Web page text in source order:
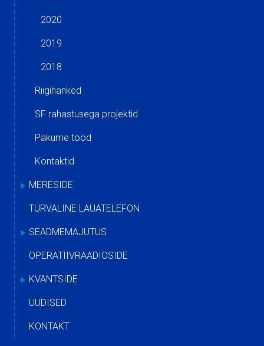
2020
2019
2018
Riigihanked
SF rahastusega projektid
Pakume tööd
Kontaktid
MERESIDE
TURVALINE LAUATELEFON
SEADMEMAJUTUS
OPERATIIVRAADIOSIDE
KVANTSIDE
UUDISED
KONTAKT